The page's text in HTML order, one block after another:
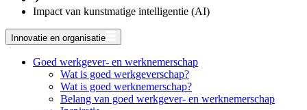
Impact van kunstmatige intelligentie (AI)
Innovatie en organisatie
Goed werkgever- en werknemerschap
Wat is goed werkgeverschap?
Wat is goed werknemerschap?
Belang van goed werkgever- en werknemerschap